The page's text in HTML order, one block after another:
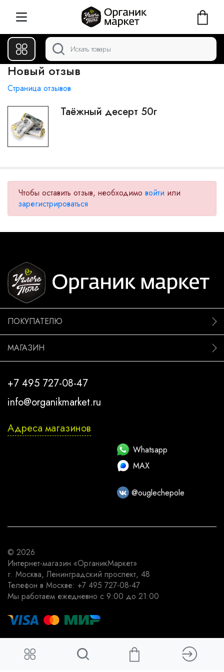
Новый отзыв
Страница отзывов
Таёжный десерт 50г
Чтобы оставить отзыв, необходимо войти или
зарегистрироваться
ПОКУПАТЕЛЮ
МАГАЗИН
+7 495 727-08-47
info@organikmarket.ru
Адреса магазинов
Whatsapp
MAX
@ouglechepole
© 2026
Интернет-магазин «ОрганикМаркет»
г. Москва, Ленинградский проспект, 48
Телефон в Москве: +7 495 727-08-47
Мы работаем ежедневно с 9:00 до 21:00